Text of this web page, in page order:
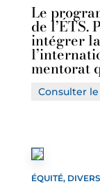
Le
de
intégrer
mentorat
Consulter
ÉQUITÉ,